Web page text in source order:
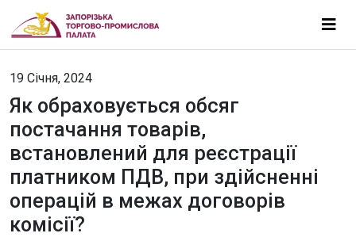
19 Січня, 2024
Як обраховується обсяг
постачання товарів,
встановлений для реєстрації
платником ПДВ, при здійсненні
операцій в межах договорів
комісії?